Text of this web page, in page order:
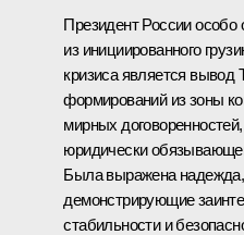
Президент России
из инициированного
кризиса является
формирований из зоны
мирных
юридически
Была выражена
демонстрирующие
стабильности и